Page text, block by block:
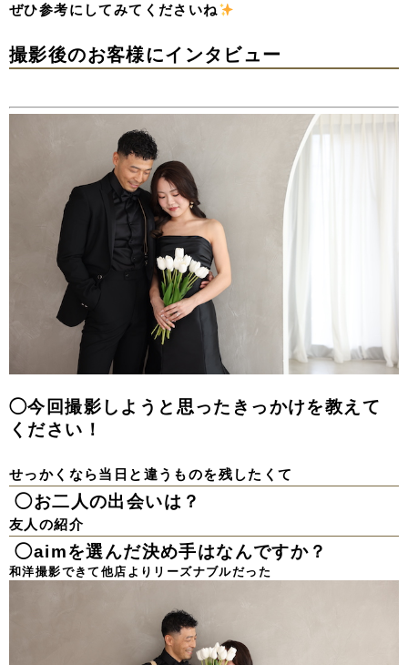
ぜひ参考にしてみてくださいね
撮影後のお客様にインタビュー
◯今回撮影しようと思ったきっかけを教えて
ください！
せっかくなら当日と違うものを残したくて
◯お二人の出会いは？
友人の紹介
◯aimを選んだ決め手はなんですか？
和洋撮影できて他店よりリーズナブルだった